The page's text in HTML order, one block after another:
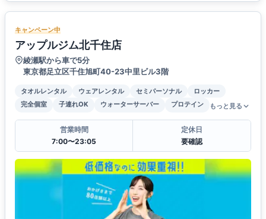
キャンペーン中
アップルジム北千住店
綾瀬駅から車で5分
東京都足立区千住旭町40-23中里ビル3階
タオルレンタル ウェアレンタル セミパーソナル
ロッカー
完全個室
子連れOK ウォーターサーバー プロテイン もっと見る
営業時間
7:00〜23:05
定休日
要確認